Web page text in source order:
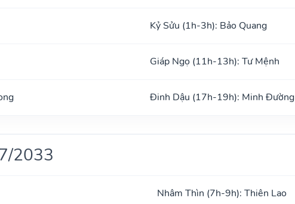
Kỷ Sửu (1h-3h): Bảo Quang
Giáp Ngọ (11h-13h): Tư Mệnh
Đinh Dậu (17h-19h): Minh Đường
2033
Nhâm Thìn (7h-9h): Thiên Lao